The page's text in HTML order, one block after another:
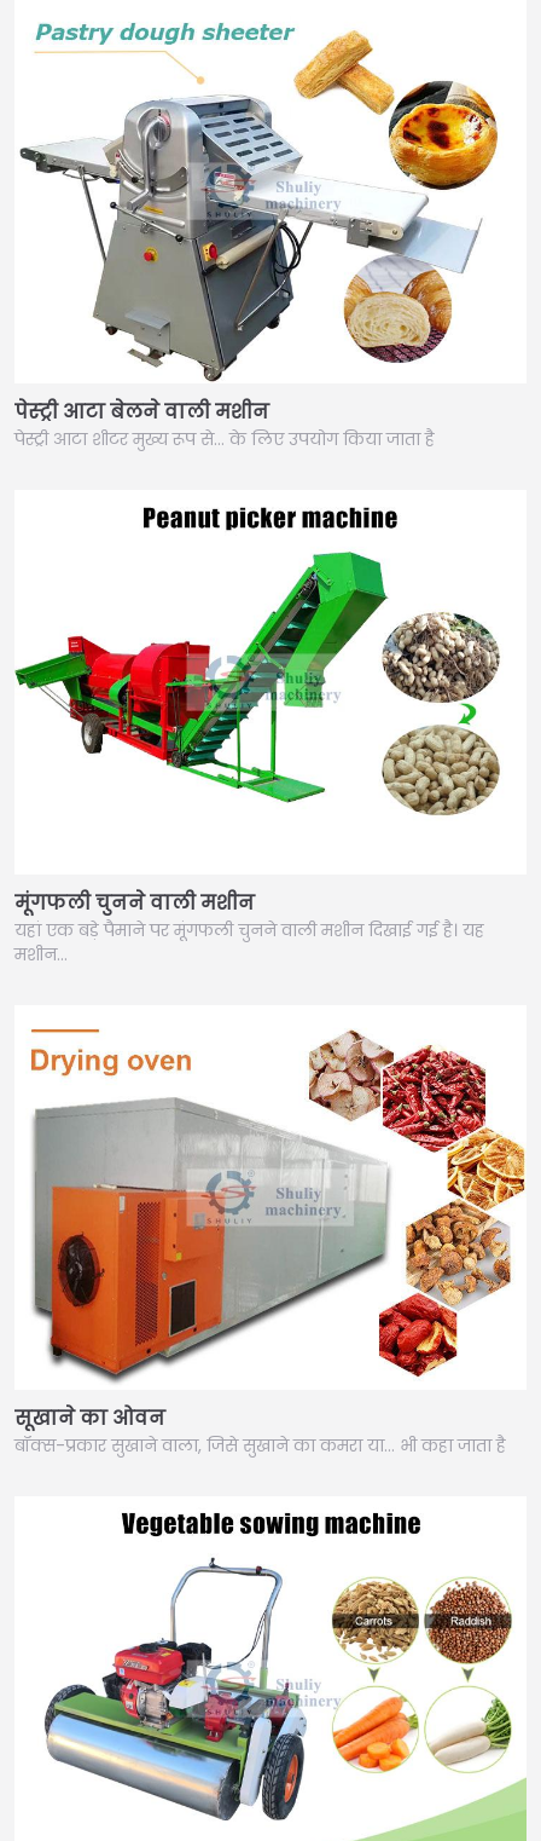
पेस्ट्री आटा बेलने वाली मशीन
पेस्ट्री आटा शीटर मुख्य रूप से… के लिए उपयोग किया जाता है
मूंगफली चुनने वाली मशीन
यहां एक बड़े पैमाने पर मूंगफली चुनने वाली मशीन दिखाई गई है। यह
मशीन…
सूखाने का ओवन
बॉक्स-प्रकार सुखाने वाला, जिसे सुखाने का कमरा या… भी कहा जाता है